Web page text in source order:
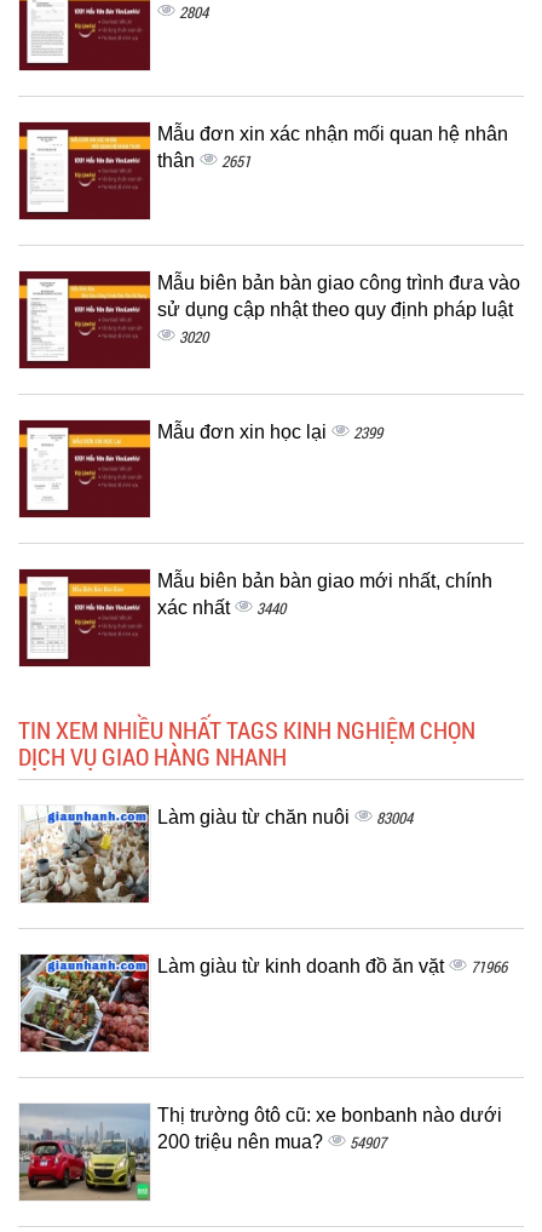
2804
Mẫu đơn xin xác nhận mối quan hệ nhân
thân
2651
Mẫu biên bản bàn giao công trình đưa vào
sử dụng cập nhật theo quy định pháp luật
3020
Mẫu đơn xin học lại 2399
Mẫu biên bản bàn giao mới nhất, chính
xác nhất
3440
TIN XEM NHIỀU NHẤT TAGS KINH NGHIỆM CHỌN
DỊCH VỤ GIAO HÀNG NHANH
Làm giàu từ chăn nuôi 83004
Làm giàu từ kinh doanh đồ ăn vặt 71966
Thị trường ôtô cũ: xe bonbanh nào dưới
200 triệu nên mua?
54907